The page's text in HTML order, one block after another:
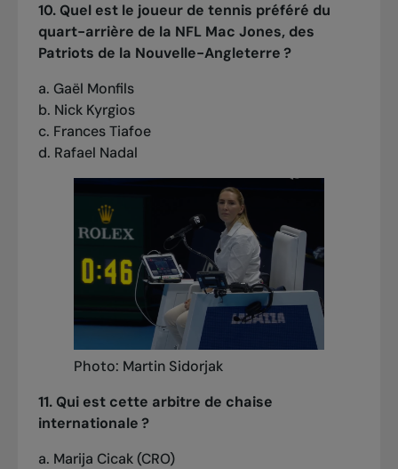
10. Quel est le joueur de tennis préféré du
quart-arrière de la NFL Mac Jones, des
Patriots de la Nouvelle-Angleterre ?
a. Gaël Monfils
b. Nick Kyrgios
c. Frances Tiafoe
d. Rafael Nadal
Photo: Martin Sidorjak
11. Qui est cette arbitre de chaise
internationale ?
a. Marija Cicak (CRO)